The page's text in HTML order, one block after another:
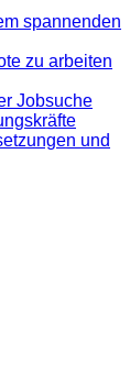
spannenden
zu arbeiten
Jobsuche
und